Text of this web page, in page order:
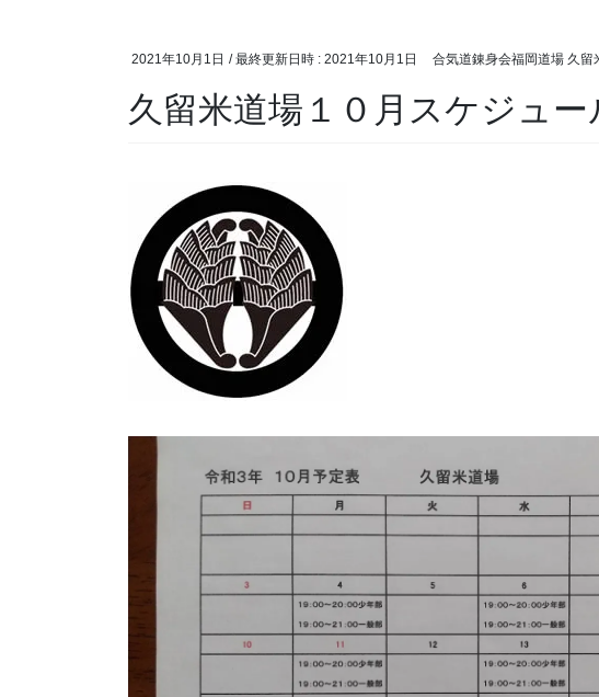
2021年10月1日 / 最終更新日時 : 2021年10月1日 合気道錬身会福岡道場 久留
久留米道場１０月スケジュー